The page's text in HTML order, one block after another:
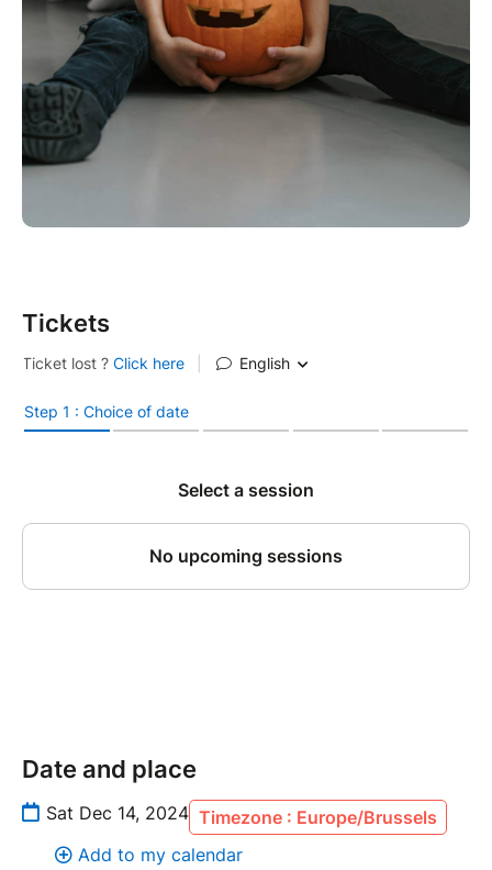
Tickets
Date and place
Sat Dec 14, 2024 Timezone : Europe/Brussels
Add to my calendar